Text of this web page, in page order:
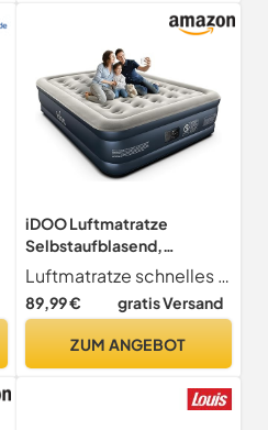
iDOO Luftmatratze
Selbstaufblasend,
Gästebett mit Elektrischer
Luftpumpe, Luftbett 2
Personen Schnelles in 3
Aufblasen/Luftablassen,
Camping 203x152x46cm
Luftmatratze schnelles und einfaches auf und abpumpen in 3 minuten die integrierte luftpumpe pumpt die luftmatratze nur in 3-4 minuten auf oder ab. Bei normalem gebrauch hält das luftbett über 2 monate lang ohne luftverlust. Durch das luftvolumen kann die gewünschte festigkeit der matratze eingestellt werden. Hinweis bitte legen sie keine scharfen gegenstände auf die aufblasbare matratze.
89,99 € gratis Versand
ZUM ANGEBOT